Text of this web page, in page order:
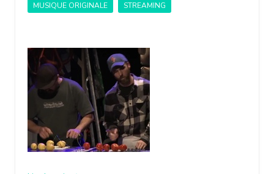
MUSIQUE ORIGINALE
STREAMING